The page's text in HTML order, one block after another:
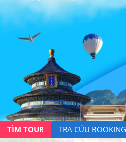
TÌM TOUR TRA CỨU BOOKING